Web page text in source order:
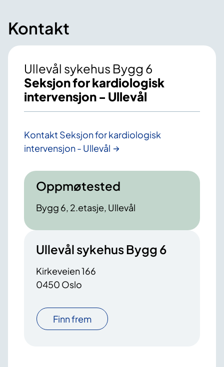
Kontakt
Ullevål sykehus Bygg 6
Seksjon for kardiologisk
intervensjon - Ullevål
Kontakt Seksjon for kardiologisk
intervensjon - Ullevål
Oppmøtested
Bygg 6, 2.etasje, Ullevål
Ullevål sykehus Bygg 6
Kirkeveien 166
0450 Oslo
Finn frem